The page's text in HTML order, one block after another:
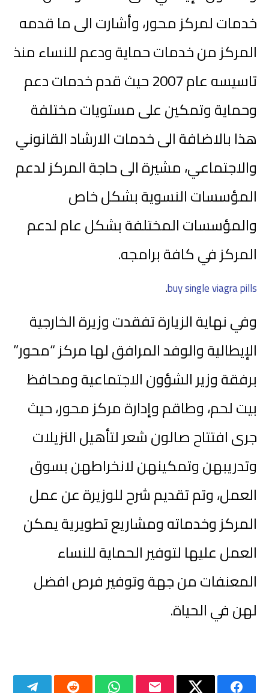
خدمات لمركز محور، وأشارت الى ما قدمه
المركز من خدمات حماية ودعم للنساء منذ
تاسيسه عام 2007 حيث قدم خدمات دعم
وحماية وتمكين على مستويات مختلفة
هذا بالاضافة الى خدمات الارشاد القانوني
والاجتماعي، مشيرة الى حاجة المركز لدعم
المؤسسات النسوية بشكل خاص
والمؤسسات المختلفة بشكل عام لدعم
المركز في كافة برامجه.
buy single viagra pills
.
وفي نهاية الزيارة تفقدت وزيرة الخارجية
الإيطالية والوفد المرافق لها مركز “محور”
برفقة وزير الشؤون الاجتماعية ومحافظ
بيت لحم، وطاقم وإدارة مركز محور، حيث
جرى افتتاح صالون شعر لتأهيل النزيلات
وتدريبهن وتمكينهن لانخراطهن بسوق
العمل، وتم تقديم شرح للوزيرة عن عمل
المركز وخدماته ومشاريع تطويرية يمكن
العمل عليها لتوفير الحماية للنساء
المعنفات من جهة وتوفير فرص افضل
لهن في الحياة.